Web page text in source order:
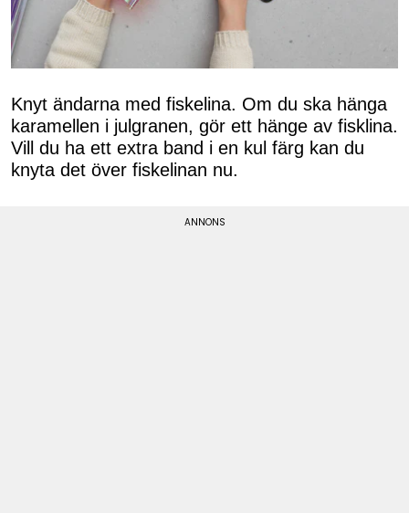
Knyt ändarna med fiskelina. Om du ska hänga
karamellen i julgranen, gör ett hänge av fisklina.
Vill du ha ett extra band i en kul färg kan du
knyta det över fiskelinan nu.